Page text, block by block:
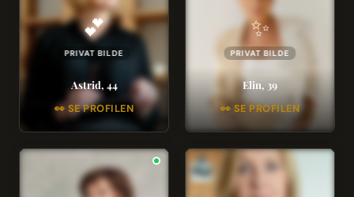
💕
PRIVAT BILDE
Astrid, 44
👀 SE PROFILEN
✨
PRIVAT BILDE
Elin, 39
👀 SE PROFILEN